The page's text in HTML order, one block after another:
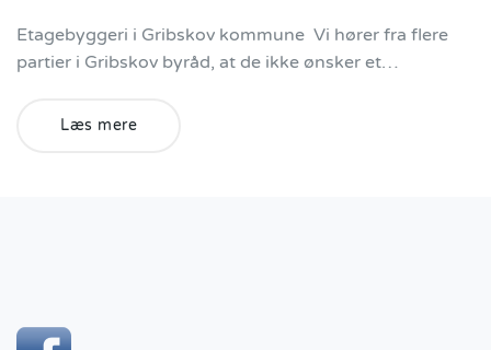
Etagebyggeri i Gribskov kommune Vi hører fra flere
partier i Gribskov byråd, at de ikke ønsker et…
Læs mere